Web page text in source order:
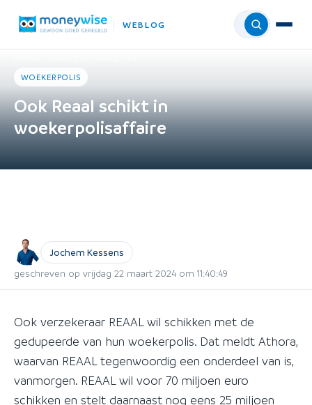
WEBLOG Menu
WOEKERPOLIS
Ook Reaal schikt in
woekerpolisaffaire
Jochem Kessens
geschreven op vrijdag 22 maart 2024 om 11:40:49
Ook verzekeraar REAAL wil schikken met de
gedupeerde van hun woekerpolis. Dat meldt Athora,
waarvan REAAL tegenwoordig een onderdeel van is,
vanmorgen. REAAL wil voor 70 miljoen euro
schikken en stelt daarnaast nog eens 25 miljoen